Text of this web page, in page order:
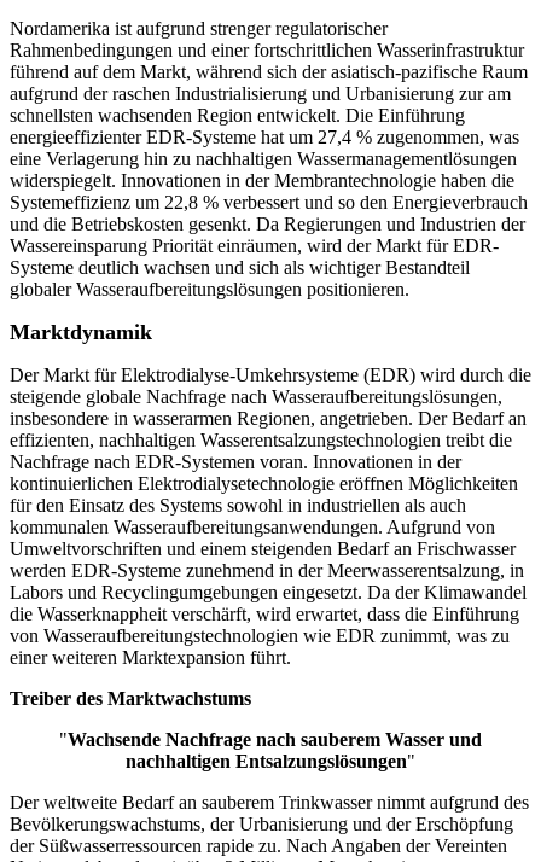
Nordamerika ist aufgrund strenger regulatorischer
Rahmenbedingungen und einer fortschrittlichen Wasserinfrastruktur
führend auf dem Markt, während sich der asiatisch-pazifische Raum
aufgrund der raschen Industrialisierung und Urbanisierung zur am
schnellsten wachsenden Region entwickelt. Die Einführung
energieeffizienter EDR-Systeme hat um 27,4 % zugenommen, was
eine Verlagerung hin zu nachhaltigen Wassermanagementlösungen
widerspiegelt. Innovationen in der Membrantechnologie haben die
Systemeffizienz um 22,8 % verbessert und so den Energieverbrauch
und die Betriebskosten gesenkt. Da Regierungen und Industrien der
Wassereinsparung Priorität einräumen, wird der Markt für EDR-
Systeme deutlich wachsen und sich als wichtiger Bestandteil
globaler Wasseraufbereitungslösungen positionieren.
Marktdynamik
Der Markt für Elektrodialyse-Umkehrsysteme (EDR) wird durch die
steigende globale Nachfrage nach Wasseraufbereitungslösungen,
insbesondere in wasserarmen Regionen, angetrieben. Der Bedarf an
effizienten, nachhaltigen Wasserentsalzungstechnologien treibt die
Nachfrage nach EDR-Systemen voran. Innovationen in der
kontinuierlichen Elektrodialysetechnologie eröffnen Möglichkeiten
für den Einsatz des Systems sowohl in industriellen als auch
kommunalen Wasseraufbereitungsanwendungen. Aufgrund von
Umweltvorschriften und einem steigenden Bedarf an Frischwasser
werden EDR-Systeme zunehmend in der Meerwasserentsalzung, in
Labors und Recyclingumgebungen eingesetzt. Da der Klimawandel
die Wasserknappheit verschärft, wird erwartet, dass die Einführung
von Wasseraufbereitungstechnologien wie EDR zunimmt, was zu
einer weiteren Marktexpansion führt.
Treiber des Marktwachstums
"Wachsende Nachfrage nach sauberem Wasser und
nachhaltigen Entsalzungslösungen"
Der weltweite Bedarf an sauberem Trinkwasser nimmt aufgrund des
Bevölkerungswachstums, der Urbanisierung und der Erschöpfung
der Süßwasserressourcen rapide zu. Nach Angaben der Vereinten